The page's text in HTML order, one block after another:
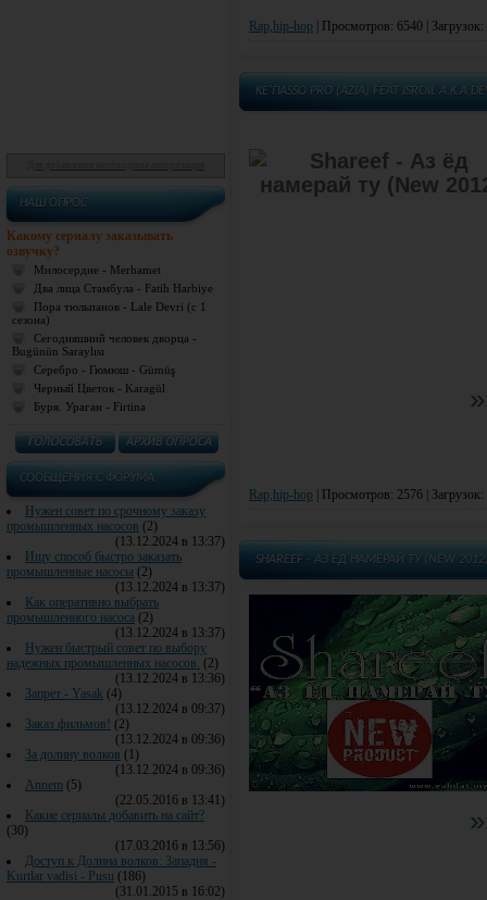
НАШ ОПРОС
Какому сериалу заказывать
озвучку?
Милосердие - Merhamet
Два лица Стамбула - Fatih Harbiye
Пора тюльпанов - Lale Devri (с 1
сезона)
Сегодняшний человек дворца -
Bugünün Saraylısı
Серебро - Гюмюш - Gümüş
Черный Цветок - Karagül
Буря. Ураган - Firtina
CООБЩЕНИЯ C ФОРУМА
Нужен совет по срочному заказу
промышленных насосов (2)
(13.12.2024 в 13:37)
Ищу способ быстро заказать
промышленные насосы (2)
(13.12.2024 в 13:37)
Как оперативно выбрать
промышленного насоса (2)
(13.12.2024 в 13:37)
Нужен быстрый совет по выбору
надежных промышленных насосов. (2)
(13.12.2024 в 13:36)
Запрет - Yasak (4)
(13.12.2024 в 09:37)
Заказ фильмов! (2)
(13.12.2024 в 09:36)
За долину волков (1)
(13.12.2024 в 09:36)
Annem (5)
(22.05.2016 в 13:41)
Какие сериалы добавить на сайт?
(30)
(17.03.2016 в 13:56)
Доступ к Долина волков: Западня -
Kurtlar vadisi - Pusu (186)
(31.01.2015 в 16:02)
Rap,hip-hop Просмотров: 6540 |
KE'ПASSO PRO (AZIA) FEAT ISROIL
Rap,hip-hop Просмотров: 2576 |
SHAREEF - АЗ ЁД НАМЕРАЙ ТУ (NEW